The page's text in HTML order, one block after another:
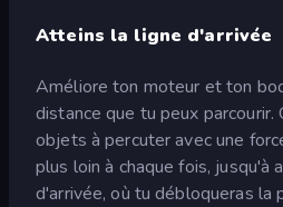
Atteins la ligne d'arrivée
Améliore ton moteur et ton
distance que tu peux
objets à percuter avec une
plus loin à chaque fois, jusqu'à
d'arrivée, où tu débloqueras la